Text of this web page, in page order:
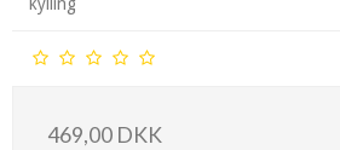
kylling
469,00 DKK